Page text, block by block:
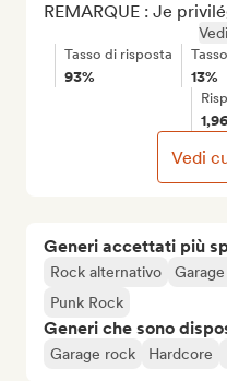
Generi accettati più
Rock alternativo
Punk Rock
Generi che sono
Garage rock Hardcore
REMARQUE : Je
Tasso di risposta
93% 13%
Vedi